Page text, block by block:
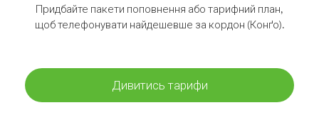
Придбайте пакети поповнення або тарифний план,
щоб телефонувати найдешевше за кордон (Конґо).
Дивитись тарифи